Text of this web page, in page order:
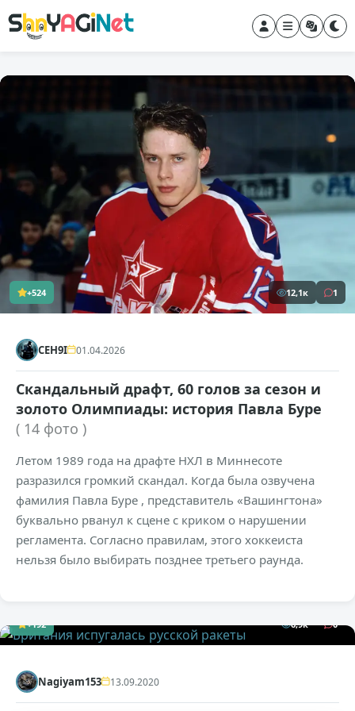
+524 12,1к 1
CEH9I 01.04.2026
Скандальный драфт, 60 голов за сезон и
золото Олимпиады: история Павла Буре
( 14 фото )
Летом 1989 года на драфте НХЛ в Миннесоте
разразился громкий скандал. Когда была озвучена
фамилия Павла Буре , представитель «Вашингтона»
буквально рванул к сцене с криком о нарушении
регламента. Согласно правилам, этого хоккеиста
нельзя было выбирать позднее третьего раунда.
+192 6,9к 0
Nagiyam153 13.09.2020